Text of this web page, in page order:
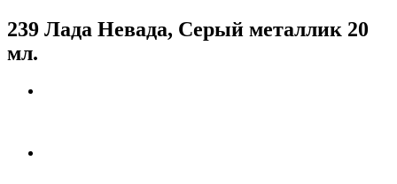
239 Лада Невада, Серый металлик 20
мл.